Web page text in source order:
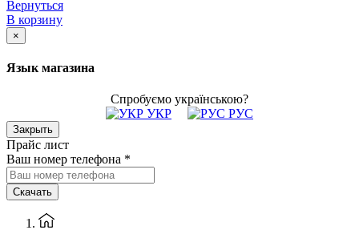
Вернуться
В корзину
×
Язык магазина
Спробуємо українською?
УКР
РУС
Закрыть
Прайс лист
Ваш номер телефона *
Скачать